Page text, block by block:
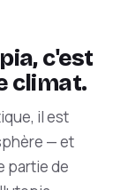
c'est
climat.
il est
— et
partie de